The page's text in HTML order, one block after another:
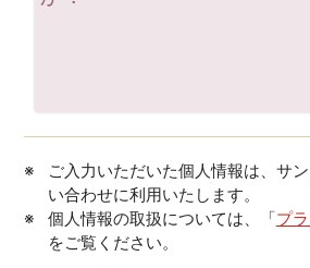
ご入力いただいた個人情報は、サ
い合わせに利用いたします。
個人情報の取扱については、「プ
をご覧ください。